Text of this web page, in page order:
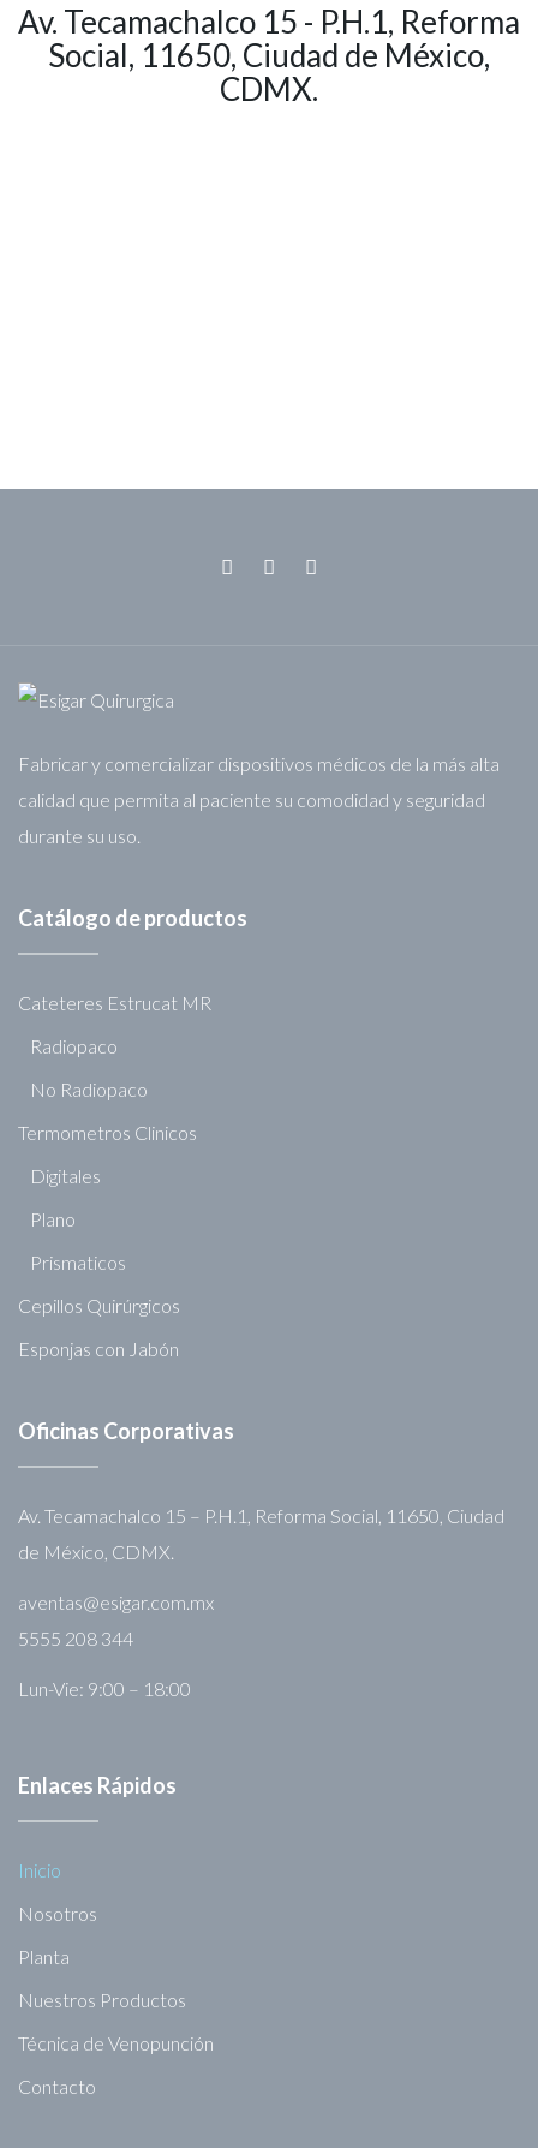
Av. Tecamachalco 15 - P.H.1, Reforma
Social, 11650, Ciudad de México,
CDMX.
Fabricar y comercializar dispositivos médicos de la más alta
calidad que permita al paciente su comodidad y seguridad
durante su uso.
Catálogo de productos
Cateteres Estrucat MR
Radiopaco
No Radiopaco
Termometros Clinicos
Digitales
Plano
Prismaticos
Cepillos Quirúrgicos
Esponjas con Jabón
Oficinas Corporativas
Av. Tecamachalco 15 – P.H.1, Reforma Social, 11650, Ciudad
de México, CDMX.
aventas@esigar.com.mx
5555 208 344
Lun-Vie: 9:00 – 18:00
Enlaces Rápidos
Inicio
Nosotros
Planta
Nuestros Productos
Técnica de Venopunción
Contacto